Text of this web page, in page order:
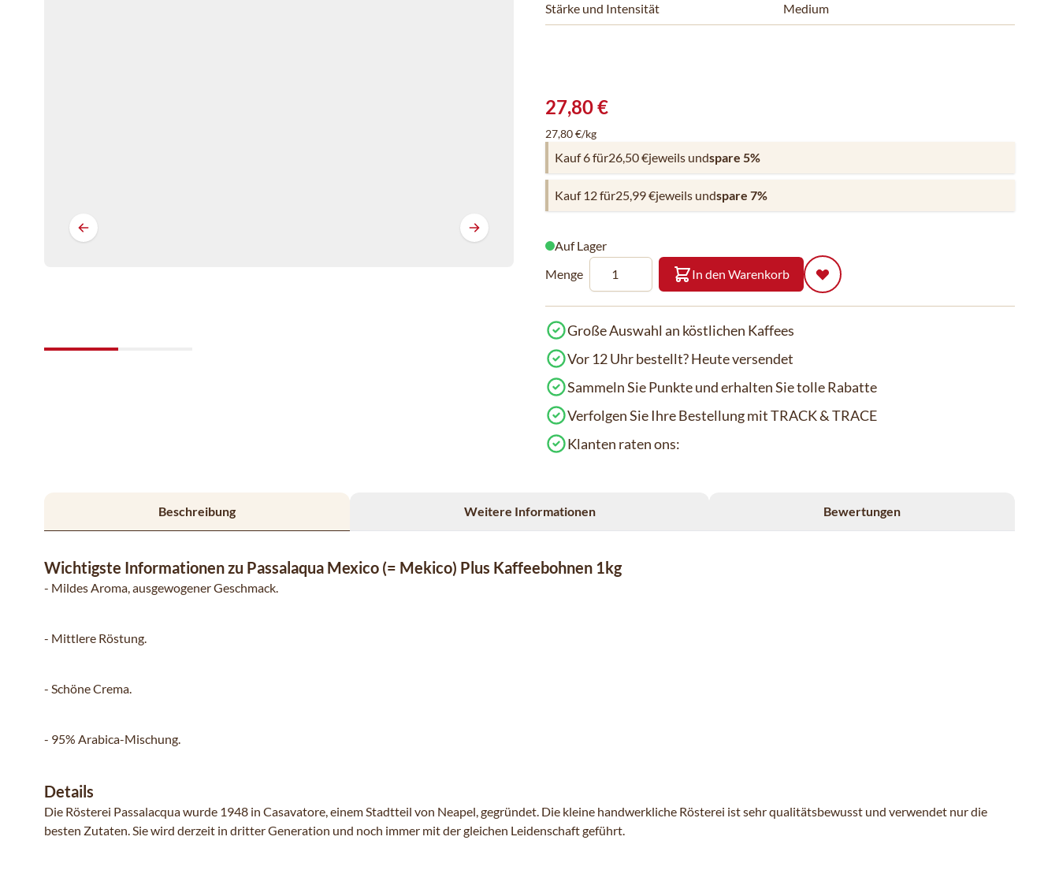
Stärke und Intensität Medium
27,80 €
27,80 €/kg
Kauf 6 für26,50 €jeweils undspare 5%
Kauf 12 für25,99 €jeweils undspare 7%
Auf Lager
Menge
In den Warenkorb
Große Auswahl an köstlichen Kaffees
Vor 12 Uhr bestellt? Heute versendet
Sammeln Sie Punkte und erhalten Sie tolle Rabatte
Verfolgen Sie Ihre Bestellung mit TRACK & TRACE
Klanten raten ons:
Beschreibung Weitere Informationen Bewertungen
Wichtigste Informationen zu Passalaqua Mexico (= Mekico) Plus Kaffeebohnen 1kg
- Mildes Aroma, ausgewogener Geschmack.
- Mittlere Röstung.
- Schöne Crema.
- 95% Arabica-Mischung.
Details
Die Rösterei Passalacqua wurde 1948 in Casavatore, einem Stadtteil von Neapel, gegründet. Die kleine handwerkliche Rösterei ist sehr qualitätsbewusst und verwendet nur die
besten Zutaten. Sie wird derzeit in dritter Generation und noch immer mit der gleichen Leidenschaft geführt.